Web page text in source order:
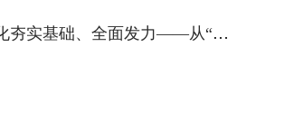
为基本实现社会主义现代化夯实基础、全面发力——从“十五五”规划建议看奋力开创中国式现代化建设新局面